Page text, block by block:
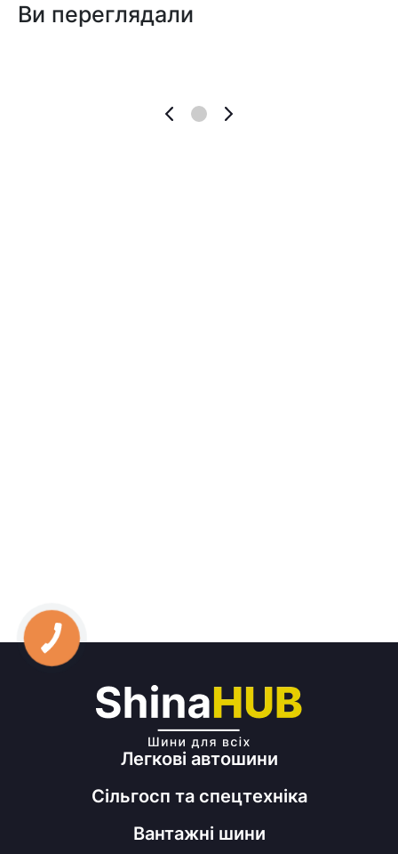
Ви переглядали
Легкові автошини
Сільгосп та спецтехніка
Вантажні шини